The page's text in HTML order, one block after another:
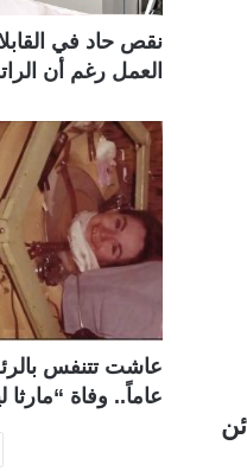
نقص حاد في
العمل رغم أن الراتب 50 ألف
عاماً.. وفاة “مارثا